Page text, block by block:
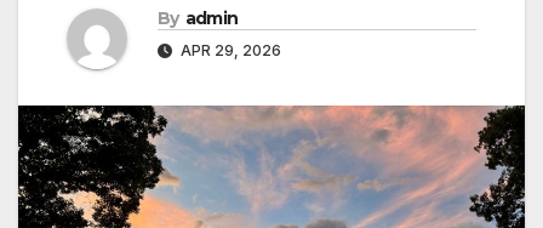
By admin
APR 29, 2026